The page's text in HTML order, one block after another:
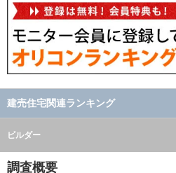
建売住宅関連ランキング
ビルダー
調査概要